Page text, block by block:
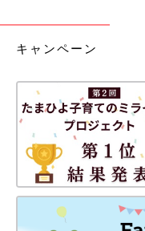
キャンペーン